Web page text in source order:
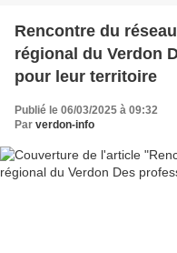
Rencontre du réseau Valeurs Parc naturel
régional du Verdon Des professionnels engagés
pour leur territoire
Publié le 06/03/2025 à 09:32
Par verdon-info